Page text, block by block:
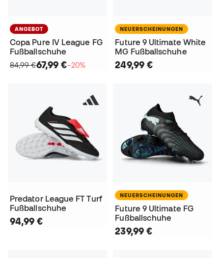
ANGEBOT
Copa Pure IV League FG
Fußballschuhe
84,99 €67,99 €−20%
NEUERSCHEINUNGEN
Future 9 Ultimate White
MG Fußballschuhe
249,99 €
Predator League FT Turf
Fußballschuhe
94,99 €
NEUERSCHEINUNGEN
Future 9 Ultimate FG
Fußballschuhe
239,99 €